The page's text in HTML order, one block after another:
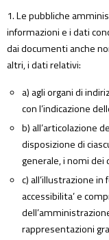
1. Le pubbliche
informazioni e i dati
dai documenti anche
altri, i dati relativi:
a) agli organi di
con l’indicazione
b) all’articolazione
disposizione di
generale, i nomi dei
c) all’illustrazione
accessibilita’ e
rappresentazioni